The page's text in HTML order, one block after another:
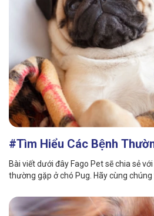
GIỚI THIỆU
Khách sạn chó mèo
Dịch vụ cắt tỉa lông chó
#Tìm Hiểu Các Bệnh
Bài viết dưới đây Fago Pet sẽ chia sẻ
thường gặp ở chó Pug. Hãy cùng